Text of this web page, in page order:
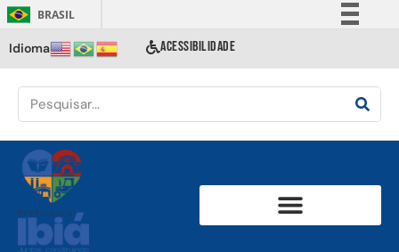
BRASIL
Comunica BR
Acesso à informação
Idioma ACESSIBILIDADE